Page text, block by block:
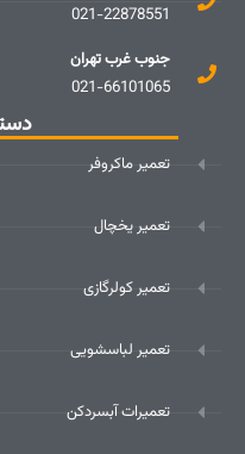
021-22878551
جنوب غرب تهران
021-66101065
تعمیر ماکروفر
تعمیر یخچال
تعمیر کولرگازی
تعمیر لباسشویی
تعمیرات آبسردکن